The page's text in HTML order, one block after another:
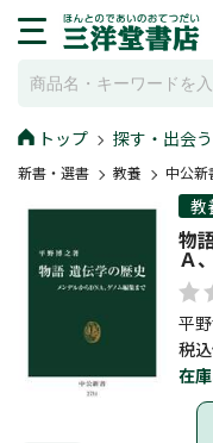
トップ 探す・出会う
新書・選書 教養 中公新
教
物
Ａ
平
税
在